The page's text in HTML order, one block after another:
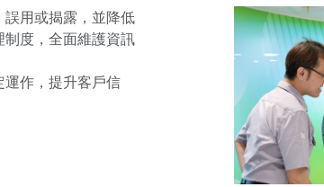
用或揭露，並降低
度，全面維護資訊
作，提升客戶信